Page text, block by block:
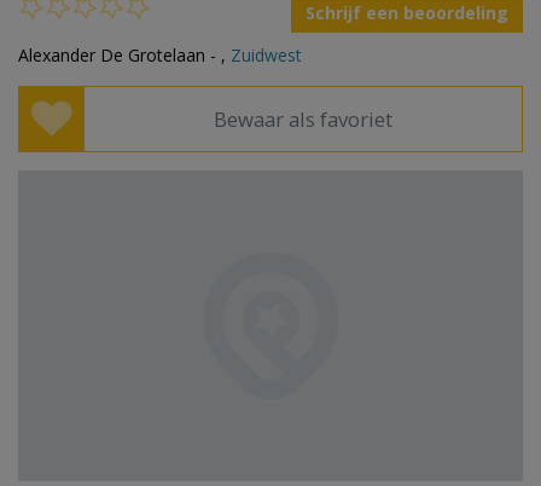
Schrijf een beoordeling
Alexander De Grotelaan - , Zuidwest
Bewaar als favoriet